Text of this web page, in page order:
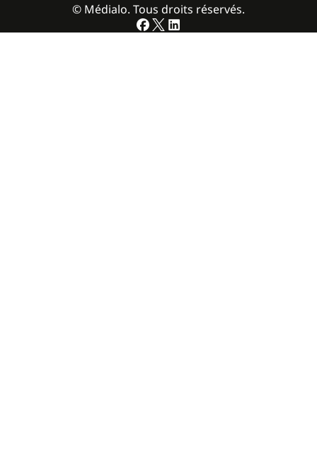
© Médialo. Tous droits réservés.